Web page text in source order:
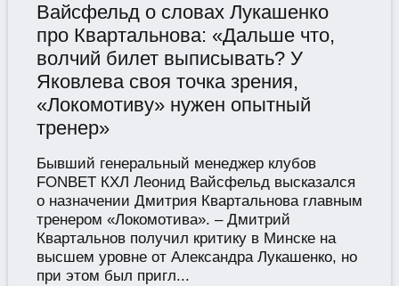
Вайсфельд о словах Лукашенко
про Квартальнова: «Дальше что,
волчий билет выписывать? У
Яковлева своя точка зрения,
«Локомотиву» нужен опытный
тренер»
Бывший генеральный менеджер клубов
FONBET КХЛ Леонид Вайсфельд высказался
о назначении Дмитрия Квартальнова главным
тренером «Локомотива». – Дмитрий
Квартальнов получил критику в Минске на
высшем уровне от Александра Лукашенко, но
при этом был пригл...